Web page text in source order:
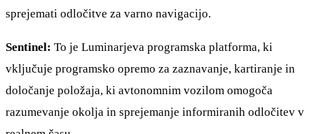
sprejemati odločitve za varno navigacijo.
Sentinel: To je Luminarjeva programska platforma, ki
vključuje programsko opremo za zaznavanje, kartiranje in
določanje položaja, ki avtonomnim vozilom omogoča
razumevanje okolja in sprejemanje informiranih odločitev v